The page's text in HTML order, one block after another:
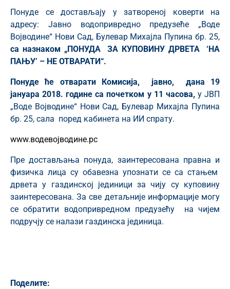
Понуде се достављају у затвореној коверти на
адресу: Јавно водопривредно предузеће „Воде
Војводине“ Нови Сад, Булевар Михајла Пупина бр. 25,
са назнаком „ПОНУДА ЗА КУПОВИНУ ДРВЕТА ‘НА
ПАЊУ’ – НЕ ОТВАРАТИ“.
Понуде ће отварати Комисија, јавно, дана 19
јануара 2018. године са почетком у 11 часова, у ЈВП
„Воде Војводине“ Нови Сад, Булевар Михајла Пупина
бр. 25, сала поред кабинета на ИИ спрату.
www.водевојводине.рс
Пре достављања понуда, заинтересована правна и
физичка лица су обавезна упознати се са стањем
дрвета у газдинској јединици за чију су куповину
заинтересована. За све детаљније информације могу
се обратити водопривредном предузећу на чијем
подручју се налази газдинска јединица.
Поделите: